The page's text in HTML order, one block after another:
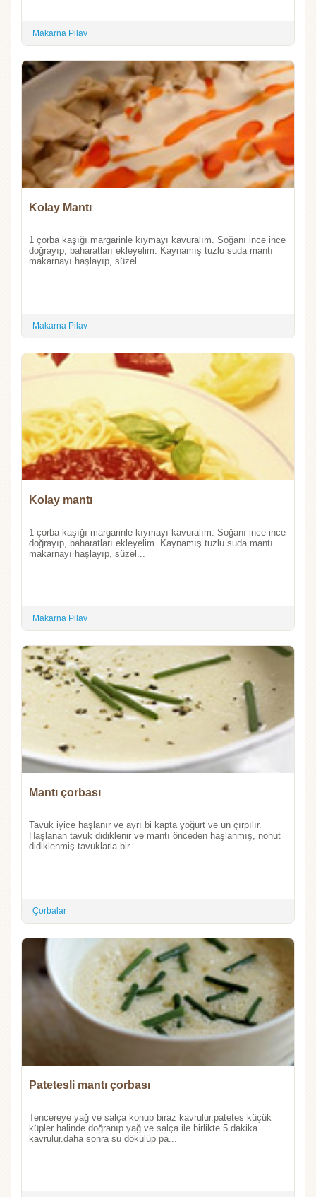
Makarna Pilav
Kolay Mantı
1 çorba kaşığı margarinle kıymayı kavuralım. Soğanı ince ince
doğrayıp, baharatları ekleyelim. Kaynamış tuzlu suda mantı
makarnayı haşlayıp, süzel...
Makarna Pilav
Kolay mantı
1 çorba kaşığı margarinle kıymayı kavuralım. Soğanı ince ince
doğrayıp, baharatları ekleyelim. Kaynamış tuzlu suda mantı
makarnayı haşlayıp, süzel...
Makarna Pilav
Mantı çorbası
Tavuk iyice haşlanır ve ayrı bi kapta yoğurt ve un çırpılır.
Haşlanan tavuk didiklenir ve mantı önceden haşlanmış, nohut
didiklenmiş tavuklarla bir...
Çorbalar
Patetesli mantı çorbası
Tencereye yağ ve salça konup biraz kavrulur.patetes küçük
küpler halinde doğranıp yağ ve salça ile birlikte 5 dakika
kavrulur.daha sonra su dökülüp pa...